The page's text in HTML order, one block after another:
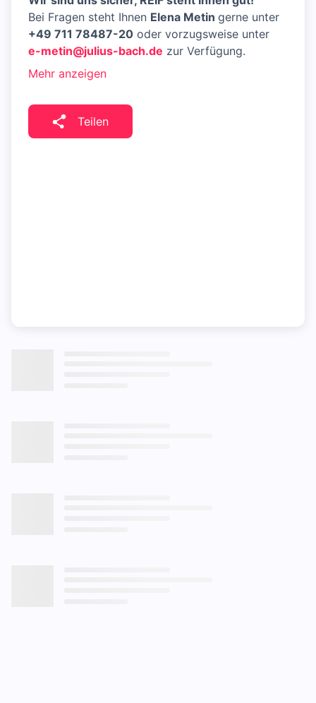
Bei Fragen steht Ihnen Elena Metin gerne unter
+49 711 78487-20 oder vorzugsweise unter
e-metin@julius-bach.de zur Verfügung.
Mehr anzeigen
Teilen